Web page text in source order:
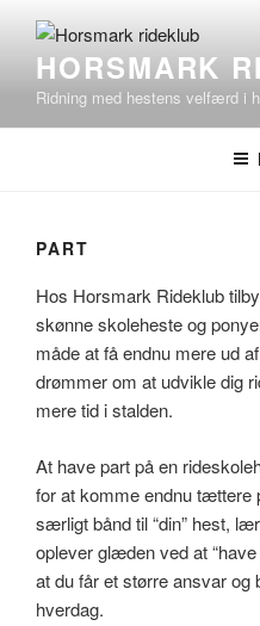
indholdHORSMARK
Ridning med hestens velfærd i
PART
Hos Horsmark Rideklub
skønne skoleheste og
måde at få endnu mere ud
drømmer om at udvikle dig
mere tid i stalden.
At have part på en
for at komme endnu tættere
særligt bånd til “din” hest,
oplever glæden ved at
at du får et større ansvar og
hverdag.